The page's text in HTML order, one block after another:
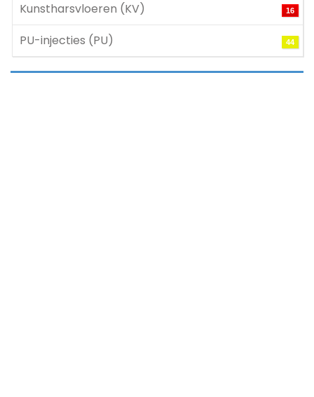
Kunstharsvloeren (KV) 16
PU-injecties (PU) 44